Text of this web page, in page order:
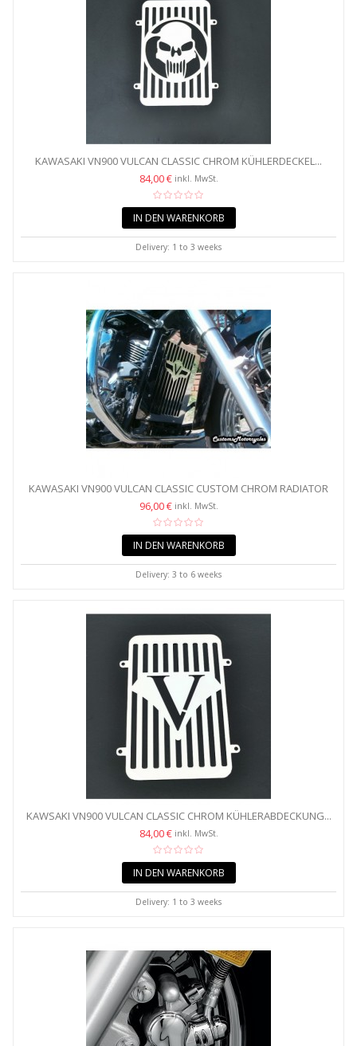
KAWASAKI VN900 VULCAN CLASSIC CHROM KÜHLERDECKEL...
84,00 € inkl. MwSt.
IN DEN WARENKORB
Delivery: 1 to 3 weeks
KAWASAKI VN900 VULCAN CLASSIC CUSTOM CHROM RADIATOR
COVER...
96,00 € inkl. MwSt.
IN DEN WARENKORB
Delivery: 3 to 6 weeks
KAWSAKI VN900 VULCAN CLASSIC CHROM KÜHLERABDECKUNG...
84,00 € inkl. MwSt.
IN DEN WARENKORB
Delivery: 1 to 3 weeks